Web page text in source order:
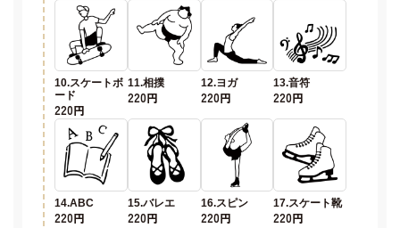
10.スケートボ
ード
220円
11.相撲
220円
12.ヨガ
220円
13.音符
220円
14.ABC
220円
15.バレエ
220円
16.スピン
220円
17.スケート靴
220円